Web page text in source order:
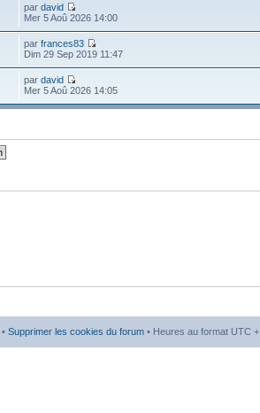
pardavid
Mer 5 Aoû 2026 14:00
parfrances83
Dim 29 Sep 2019 11:47
pardavid
Mer 5 Aoû 2026 14:05
• Supprimer les cookies du forum • Heures au format UTC